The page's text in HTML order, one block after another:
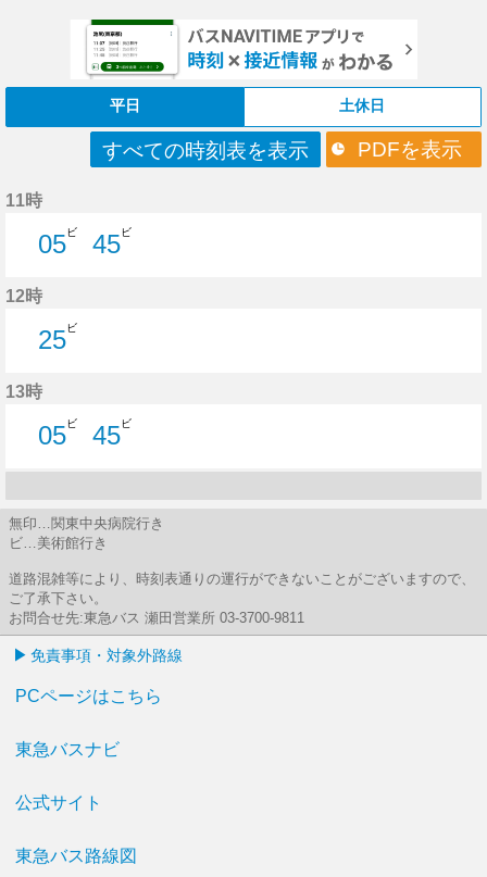
平日 土休日
すべての時刻表を表示 PDFを表示
11時
05ビ
45ビ
12時
25ビ
13時
05
5分はつ
ビ
45
45分はつ
ビ
無印…関東中央病院行き
ビ…美術館行き
道路混雑等により、時刻表通りの運行ができないことがございますので、
ご了承下さい。
お問合せ先:東急バス 瀬田営業所 03-3700-9811
免責事項・対象外路線
PCページはこちら
東急バスナビ
公式サイト
東急バス路線図